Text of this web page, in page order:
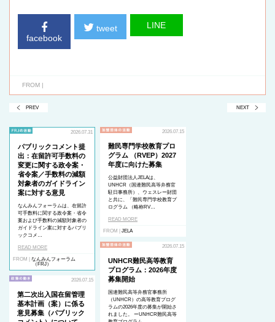
facebook
tweet LINE
FROM |
PREV NEXT
2026.07.31
パブリックコメント提
出：在留許可手数料の
変更に関する政令案・
省令案／手数料の減額
対象者のガイドライン
案に対する意見
なんみんフォーラムは、在留許
可手数料に関する政令案・省令
案および手数料の減額対象者の
ガイドライン案に対するパブリ
ックコメ…
READ MORE
FROM | なんみんフォーラム
（FRJ）
2026.07.15
難民専門学校教育プロ
グラム （RVEP）2027
年度に向けた募集
公益財団法人JELAは、
UNHCR（国連難民高等弁務官
駐日事務所）、ウェスレー財団
と共に、「難民専門学校教育プ
ログラム （略称RV…
READ MORE
FROM | JELA
2026.07.15
UNHCR難民高等教育
プログラム：2026年度
募集開始
国連難民高等弁務官事務所
（UNHCR）の高等教育プログ
ラムの2026年度の募集が開始さ
れました。 ーUNHCR難民高等
2026.07.15
第二次出入国在留管理
基本計画（案）に係る
意見募集（パブリック